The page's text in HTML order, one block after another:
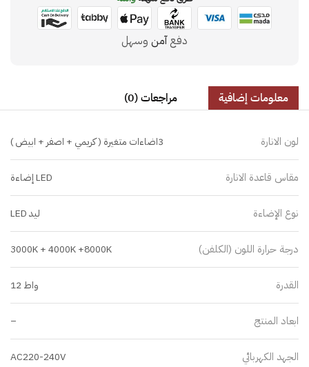
دفعآمن وسهل
معلومات إضافية مراجعات (0)
لون الانارة 3اضاءات متغيرة ( كريمي + اصفر + ابيض )
مقاس قاعدة الانارة LED إضاءة
نوع الإضاءة ليد LED
درجة حرارة اللون (الكلفن) 3000K + 4000K +8000K
القدرة واط 12
ابعاد المنتج –
الجهد الكهربائي AC220-240V